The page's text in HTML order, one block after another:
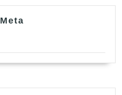
Meta